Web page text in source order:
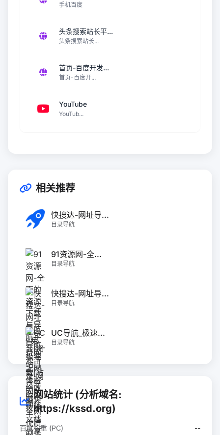
手机百度
头条搜索站长平...
头条搜索站长...
首页-百度开发...
首页-百度开...
YouTube
YouTub...
相关推荐
快搜达-网址导...
目录导航
91资源网-全...
目录导航
快搜达-网址导...
目录导航
UC导航_极速...
目录导航
网站统计 (分析域名:
https://kssd.org)
百度权重 (PC) --